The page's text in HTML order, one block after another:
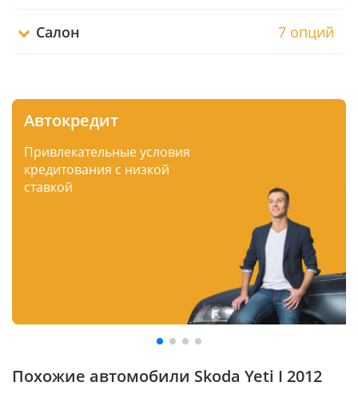
Салон 7 опций
Автокредит
Привлекательные условия
кредитования с низкой
ставкой
Похожие автомобили Skoda Yeti I 2012